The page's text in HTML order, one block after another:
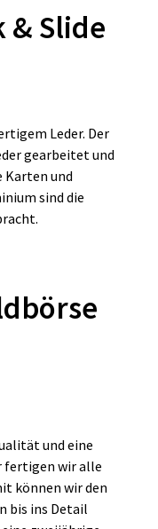
& Slide
Leder. Der
gearbeitet und
und
sind die
und eine
fertigen wir alle
können wir den
bis ins Detail